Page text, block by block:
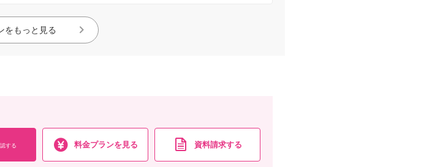
をもっと見る
する 料金プランを見る 資料請求する